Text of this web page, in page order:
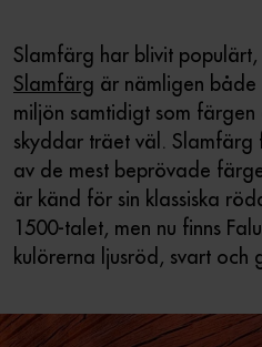
Slamfärg har blivit
Slamfärg är nämligen
miljön samtidigt som
skyddar träet väl. Slamfärg
av de mest beprövade
är känd för sin klassiska
1500-talet, men nu finns
kulörerna ljusröd, svart och